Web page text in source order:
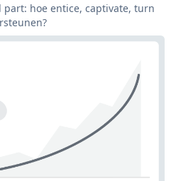
hoe entice, captivate, turn